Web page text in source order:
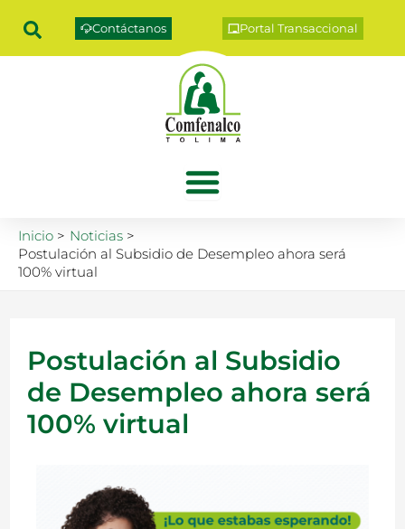
Portal Transaccional
Contáctanos
Inicio
Noticias
Postulación al Subsidio de Desempleo ahora será
100% virtual
Postulación al Subsidio
de Desempleo ahora será
100% virtual